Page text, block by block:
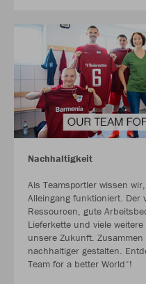
Nachhaltigkeit
Als Teamsportler wissen
Alleingang funktioniert. Der
Ressourcen, gute
Lieferkette und viele
unsere Zukunft.
nachhaltiger gestalten.
Team for a better World“!